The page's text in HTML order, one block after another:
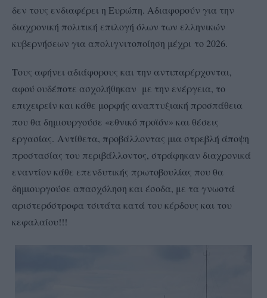
δεν τους ενδιαφέρει η Ευρώπη. Αδιαφορούν για την
διαχρονική πολιτική επιλογή όλων των ελληνικών
κυβερνήσεων για απολιγνιτοποίηση μέχρι το 2026.
Τους αφήνει αδιάφορους και την αντιπαρέρχονται,
αφού ουδέποτε ασχολήθηκαν με την ενέργεια, το
επιχειρείν και κάθε μορφής αναπτυξιακή προσπάθεια
που θα δημιουργούσε «εθνικό προϊόν» και θέσεις
εργασίας. Αντίθετα, προβάλλοντας μια στρεβλή άποψη
προστασίας του περιβάλλοντος, στράφηκαν διαχρονικά
εναντίον κάθε επενδυτικής πρωτοβουλίας που θα
δημιουργούσε απασχόληση και έσοδα, με τα γνωστά
αριστερόστροφα τσιτάτα κατά του κέρδους και του
κεφαλαίου!!!